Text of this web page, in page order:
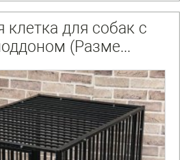
клетка для собак с
(Разме...